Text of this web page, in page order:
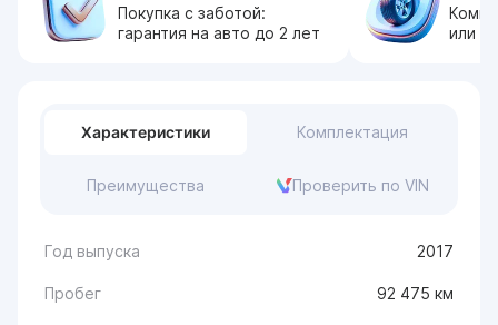
Покупка с заботой:
гарантия на авто до 2 лет
или
Характеристики Комплектация
Преимущества Проверить по VIN
Год выпуска 2017
Пробег 92 475 км